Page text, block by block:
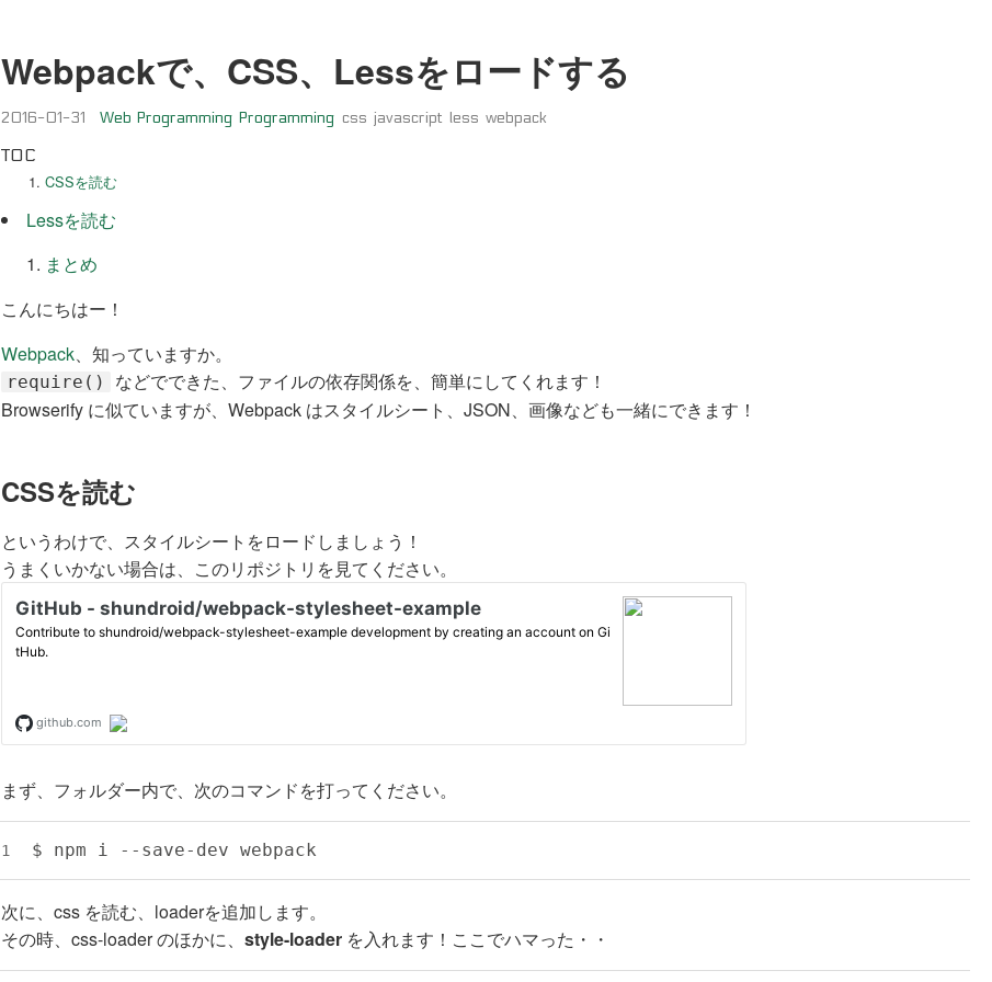
Webpackで、CSS、Lessをロードする
2016-01-31 Web Programming Programming css javascript less webpack
TOC
CSSを読む
Lessを読む
まとめ
こんにちはー！
Webpack、知っていますか。
require()
などでできた、ファイルの依存関係を、簡単にしてくれます！
Browserify に似ていますが、Webpack はスタイルシート、JSON、画像なども一緒にできます！
CSSを読む
というわけで、スタイルシートをロードしましょう！
うまくいかない場合は、このリポジトリを見てください。
まず、フォルダー内で、次のコマンドを打ってください。
1 $ npm i --save-dev webpack
次に、css を読む、loaderを追加します。
その時、css-loader のほかに、 style-loader を入れます！ここでハマった・・